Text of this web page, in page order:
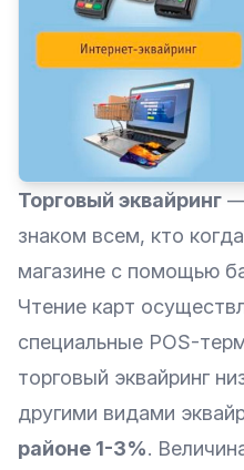
Торговый эквайринг —
знаком всем, кто
магазине с помощью
Чтение карт
специальные POS-
торговый эквайринг
другими видами
районе 1-3%.